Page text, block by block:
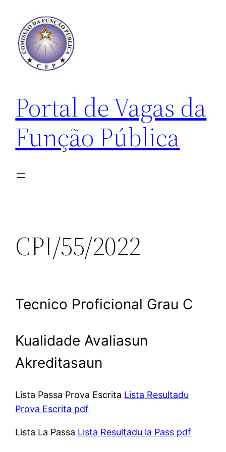
conteúdo
Portal de Vagas da
Função Pública
CPI/55/2022
Tecnico Proficional Grau C
Kualidade Avaliasun
Akreditasaun
Lista Passa Prova Escrita Lista Resultadu
Prova Escrita pdf
Lista La Passa Lista Resultadu la Pass pdf